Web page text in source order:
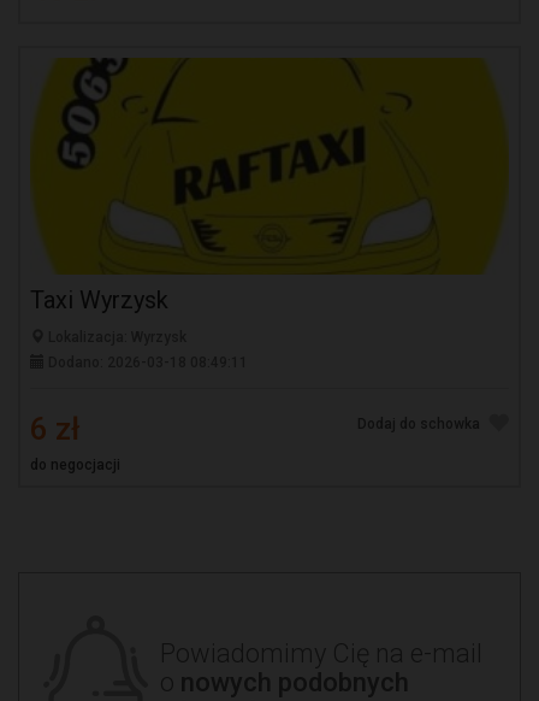
Taxi Wyrzysk
6 zł
do negocjacji
Dodaj do schowka